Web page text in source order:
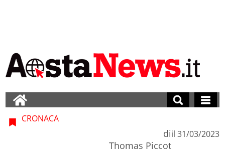
CRONACA
di
Thomas Piccot
il 31/03/2023